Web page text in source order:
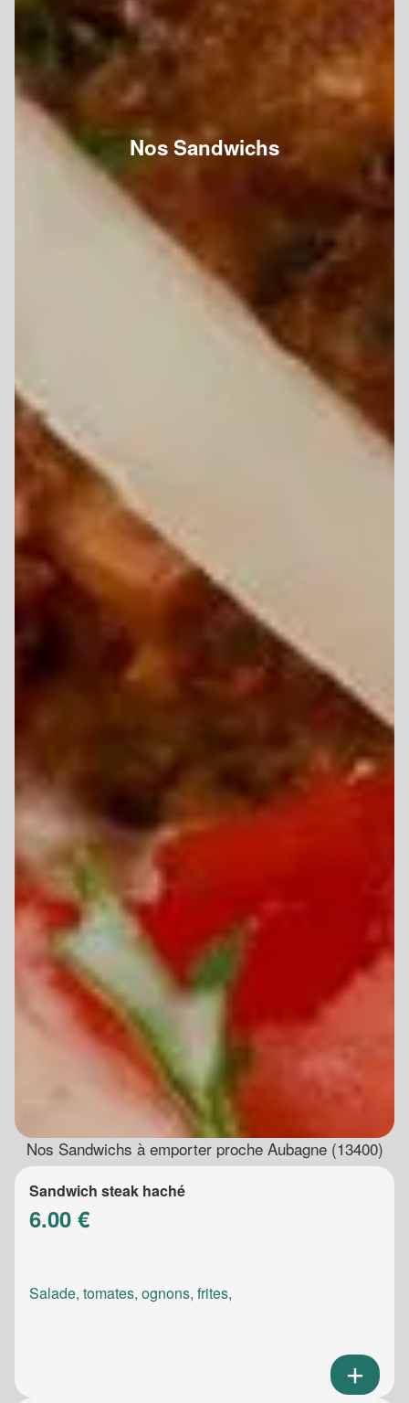
Nos Sandwichs
Nos Sandwichs à emporter proche Aubagne (13400)
Sandwich steak haché
6.00 €
Salade, tomates, ognons, frites,